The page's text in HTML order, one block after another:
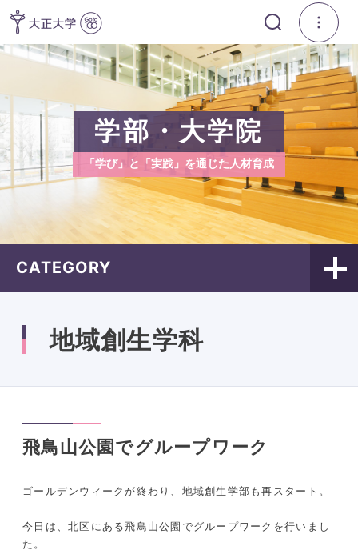
学部・大学院
「学び」と「実践」を通じた人材育成
CATEGORY
地域創生学科
飛鳥山公園でグループワーク
ゴールデンウィークが終わり、地域創生学部も再スタート。
今日は、北区にある飛鳥山公園でグループワークを行いまし
た。